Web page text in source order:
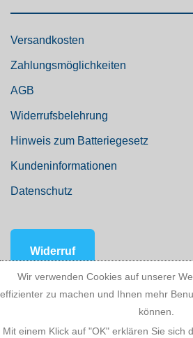
Versandkosten
Zahlungsmöglichkeiten
AGB
Widerrufsbelehrung
Hinweis zum Batteriegesetz
Kundeninformationen
Datenschutz
Widerruf
Wir verwenden Cookies auf unserer
effizienter zu machen und Ihnen mehr
können.
Mit einem Klick auf "OK" erklären Sie sich